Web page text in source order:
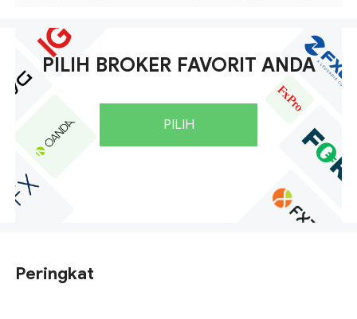
PILIH BROKER FAVORIT ANDA
PILIH
Peringkat